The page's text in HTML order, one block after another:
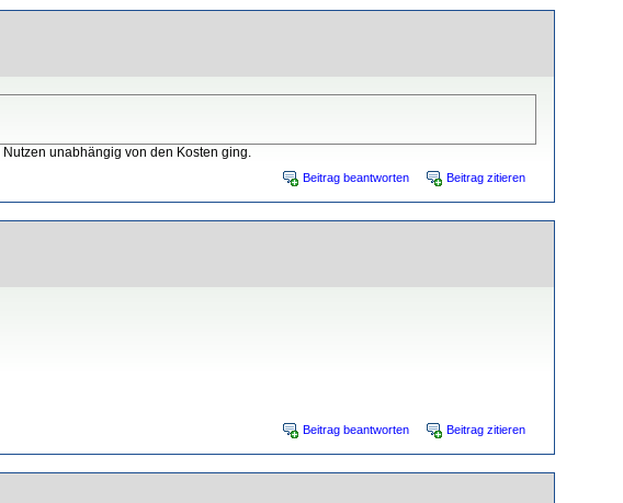
unabhängig von den Kosten ging.
Beitrag beantworten Beitrag zitieren
Beitrag beantworten Beitrag zitieren